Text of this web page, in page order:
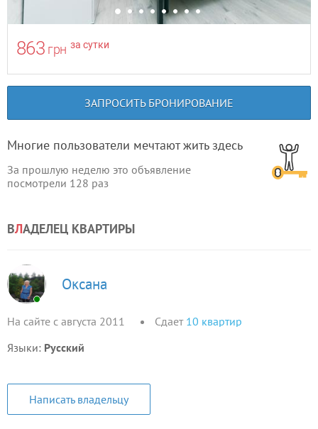
863 грн за сутки
ЗАПРОСИТЬ БРОНИРОВАНИЕ
Многие пользователи мечтают жить здесь
За прошлую неделю это объявление
посмотрели 128 раз
ВЛАДЕЛЕЦ КВАРТИРЫ
Оксана
На сайте с августа 2011 Сдает 10 квартир
Языки: Русский
Написать владельцу